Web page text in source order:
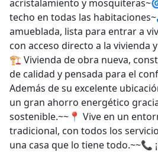
acristalamiento y
techo en todas las
amueblada, lista para entrar a
con acceso directo a la vivienda
🏗️ Vivienda de obra nueva,
de calidad y pensada para el
Además de su excelente
un gran ahorro energético
sostenible.~~📍 Vive en un
tradicional, con todos los
una casa que lo tiene todo.~~📞